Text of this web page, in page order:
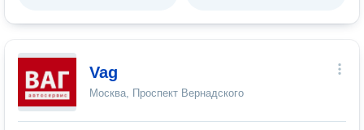
Vag
Москва, Проспект Вернадского